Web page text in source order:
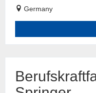
Germany